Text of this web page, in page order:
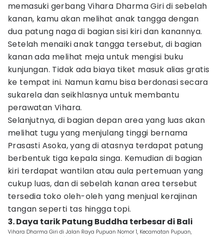
memasuki gerbang Vihara Dharma Giri di sebelah
kanan, kamu akan melihat anak tangga dengan
dua patung naga di bagian sisi kiri dan kanannya.
Setelah menaiki anak tangga tersebut, di bagian
kanan ada melihat meja untuk mengisi buku
kunjungan. Tidak ada biaya tiket masuk alias gratis
ke tempat ini. Namun kamu bisa berdonasi secara
sukarela dan seikhlasnya untuk membantu
perawatan Vihara.
Selanjutnya, di bagian depan area yang luas akan
melihat tugu yang menjulang tinggi bernama
Prasasti Asoka, yang di atasnya terdapat patung
berbentuk tiga kepala singa. Kemudian di bagian
kiri terdapat wantilan atau aula pertemuan yang
cukup luas, dan di sebelah kanan area tersebut
tersedia toko oleh-oleh yang menjual kerajinan
tangan seperti tas hingga topi.
3. Daya tarik Patung Buddha terbesar di Bali
Vihara Dharma Giri di Jalan Raya Pupuan Nomor 1, Kecamatan Pupuan,